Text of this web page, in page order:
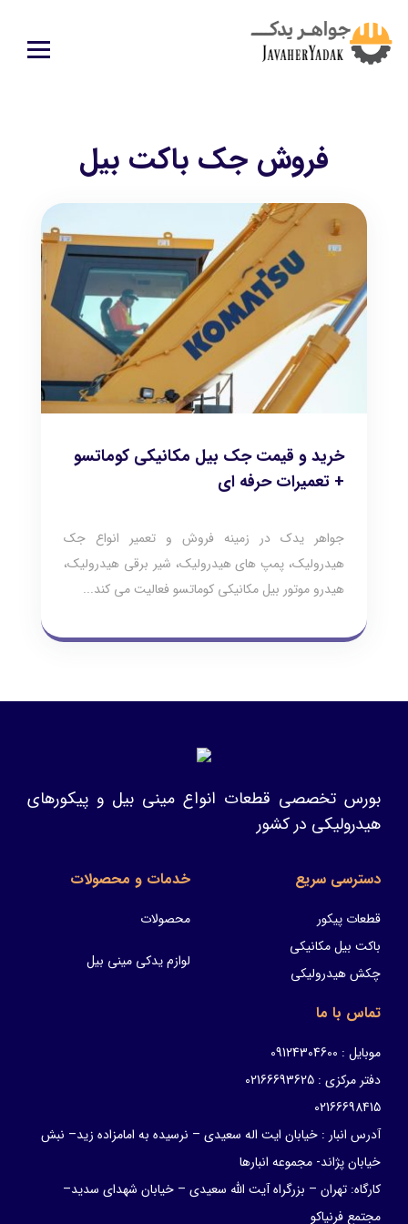
فروش جک باکت بیل
خرید و قیمت جک بیل مکانیکی کوماتسو
+ تعمیرات حرفه ای
جواهر یدک در زمینه فروش و تعمیر انواع جک
هیدرولیک، پمپ های هیدرولیک، شیر برقی هیدرولیک،
هیدرو موتور بیل مکانیکی کوماتسو فعالیت می کند...
بورس تخصصی قطعات انواع مینی بیل و پیکورهای
هیدرولیکی در کشور
دسترسی سریع
قطعات پیکور
باکت بیل مکانیکی
چکش هیدرولیکی
خدمات و محصولات
محصولات
لوازم یدکی مینی بیل
تماس با ما
موبایل : 09124304600
دفتر مرکزی : 02166693625
02166698415
آدرس انبار : خیابان ایت اله سعیدی – نرسیده به امامزاده زید– نبش
خیابان پژاند- مجموعه انبارها
کارگاه: تهران – بزرگراه آیت الله سعیدی – خیابان شهدای سدید–
مجتمع فرنیاکو